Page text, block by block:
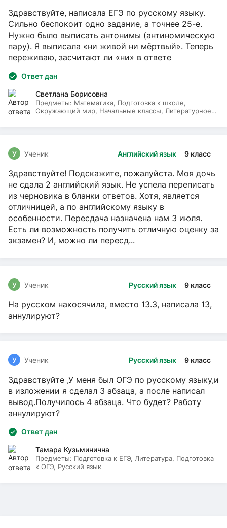
Здравствуйте, написала ЕГЭ по русскому языку.
Сильно беспокоит одно задание, а точнее 25-е.
Нужно было выписать антонимы (антиномическую
пару). Я выписала «ни живой ни мёртвый». Теперь
переживаю, засчитают ли «ни» в ответе
Ответ дан
Светлана Борисовна
Предметы: Математика, Подготовка к школе,
Окружающий мир, Начальные классы, Литературное
Английский язык 9 класс
У Ученик
Здравствуйте! Подскажите, пожалуйста. Моя дочь
не сдала 2 английский язык. Не успела переписать
из черновика в бланки ответов. Хотя, является
отличницей, а по английскому языку в
особенности. Пересдача назначена нам 3 июля.
Есть ли возможность получить отличную оценку за
экзамен? И, можно ли пересд...
Русский язык 9 класс
У Ученик
На русском накосячила, вместо 13.3, написала 13,
аннулируют?
Русский язык 9 класс
У Ученик
Здравствуйте ,У меня был ОГЭ по русскому языку,и
в изложении я сделал 3 абзаца, а после написал
вывод.Получилось 4 абзаца. Что будет? Работу
аннулируют?
Ответ дан
Тамара Кузьминична
Предметы: Подготовка к ЕГЭ, Литература, Подготовка
к ОГЭ, Русский язык